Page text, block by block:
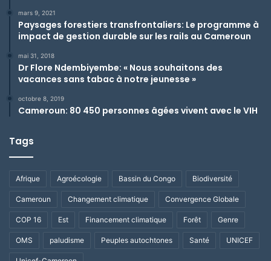
mars 9, 2021
Paysages forestiers transfrontaliers: Le programme à
impact de gestion durable sur les rails au Cameroun
mai 31, 2018
Dr Flore Ndembiyembe: « Nous souhaitons des
vacances sans tabac à notre jeunesse »
octobre 8, 2019
Cameroun: 80 450 personnes âgées vivent avec le VIH
Tags
Afrique Agroécologie Bassin du Congo Biodiversité
Cameroun Changement climatique Convergence Globale
COP 16 Est Financement climatique Forêt Genre
OMS paludisme Peuples autochtones Santé UNICEF